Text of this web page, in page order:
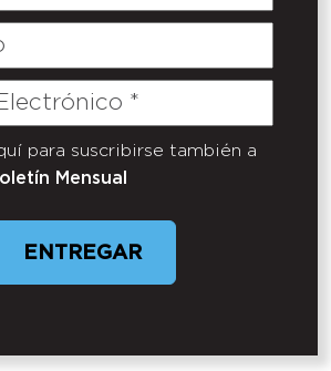
para suscribirse también a
Mensual
ENTREGAR